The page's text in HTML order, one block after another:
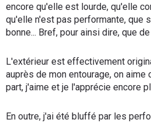
encore qu'elle est lourde, qu'elle
qu'elle n'est pas performante, que
bonne... Bref, pour ainsi dire, que
L'extérieur est effectivement
auprès de mon entourage, on aime
part, j'aime et je l'apprécie encore
En outre, j'ai été bluffé par les